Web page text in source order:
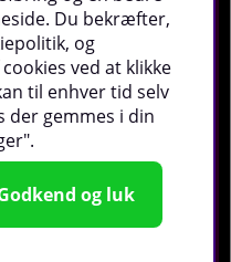
bruger cookies -Læs
.
Du bekræfter,
og
ved at klikke
til enhver tid selv
der gemmes i din
og luk